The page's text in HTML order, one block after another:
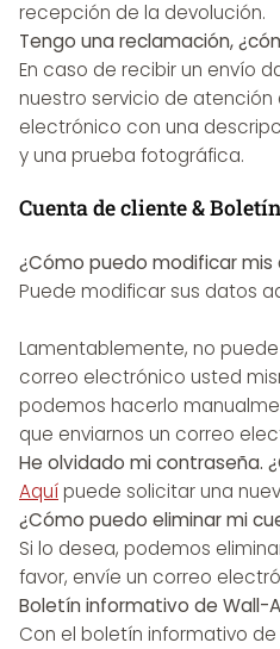
recepción de la devolución.
Tengo una reclamación,
En caso de recibir un envío
nuestro servicio de atención
electrónico con una
y una prueba fotográfica.
Cuenta de cliente &
¿Cómo puedo modificar mis
Puede modificar sus datos
Lamentablemente, no
correo electrónico usted
podemos hacerlo
que enviarnos un correo
He olvidado mi contraseña.
Aquípuede solicitar una
¿Cómo puedo eliminar mi
Si lo desea, podemos
favor, envíe un correo
Boletín informativo de Wall-
Con el boletín informativo